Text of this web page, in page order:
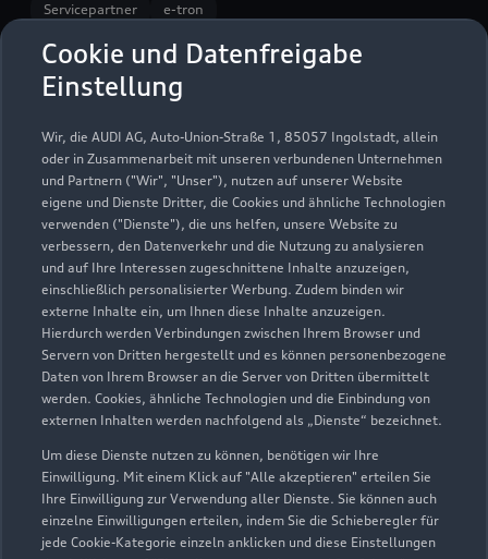
Cookie und Datenfreigabe
Einstellung
Wir, die AUDI AG, Auto-Union-Straße 1, 85057 Ingolstadt, allein
oder in Zusammenarbeit mit unseren verbundenen Unternehmen
und Partnern ("Wir", "Unser"), nutzen auf unserer Website
eigene und Dienste Dritter, die Cookies und ähnliche Technologien
verwenden ("Dienste"), die uns helfen, unsere Website zu
verbessern, den Datenverkehr und die Nutzung zu analysieren
und auf Ihre Interessen zugeschnittene Inhalte anzuzeigen,
einschließlich personalisierter Werbung. Zudem binden wir
externe Inhalte ein, um Ihnen diese Inhalte anzuzeigen.
Hierdurch werden Verbindungen zwischen Ihrem Browser und
Servern von Dritten hergestellt und es können personenbezogene
Daten von Ihrem Browser an die Server von Dritten übermittelt
werden. Cookies, ähnliche Technologien und die Einbindung von
externen Inhalten werden nachfolgend als „Dienste“ bezeichnet.
Um diese Dienste nutzen zu können, benötigen wir Ihre
Einwilligung. Mit einem Klick auf "Alle akzeptieren" erteilen Sie
Ihre Einwilligung zur Verwendung aller Dienste. Sie können auch
einzelne Einwilligungen erteilen, indem Sie die Schieberegler für
jede Cookie-Kategorie einzeln anklicken und diese Einstellungen
Servicepartner e-tron
Bahnhofstraße 1
94065 Waldkirchen
08581 96320
a.h@faerber.vapn.de
Kontaktdaten herunterladen